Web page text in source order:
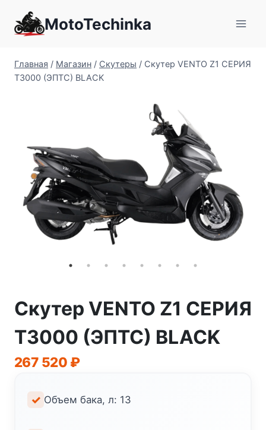
содержимому
MotoTechinka
Главная / Магазин / Скутеры / Скутер VENTO Z1 СЕРИЯ
Т3000 (ЭПТС) BLACK
Скутер VENTO Z1 СЕРИЯ
Т3000 (ЭПТС) BLACK
267 520 ₽
Объем бака, л: 13